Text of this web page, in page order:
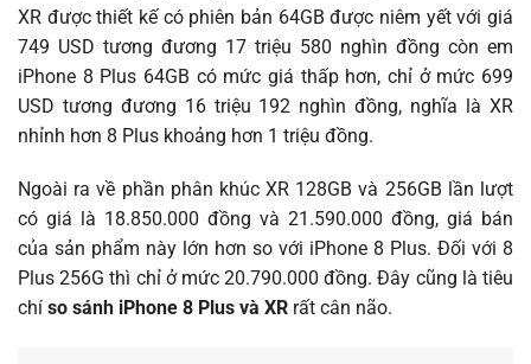
XR được thiết kế có phiên bản 64GB được niêm yết với giá
749 USD tương đương 17 triệu 580 nghìn đồng còn em
iPhone 8 Plus 64GB có mức giá thấp hơn, chỉ ở mức 699
USD tương đương 16 triệu 192 nghìn đồng, nghĩa là XR
nhỉnh hơn 8 Plus khoảng hơn 1 triệu đồng.
Ngoài ra về phần phân khúc XR 128GB và 256GB lần lượt
có giá là 18.850.000 đồng và 21.590.000 đồng, giá bán
của sản phẩm này lớn hơn so với iPhone 8 Plus. Đối với 8
Plus 256G thì chỉ ở mức 20.790.000 đồng. Đây cũng là tiêu
chí so sánh iPhone 8 Plus và XR rất cân não.